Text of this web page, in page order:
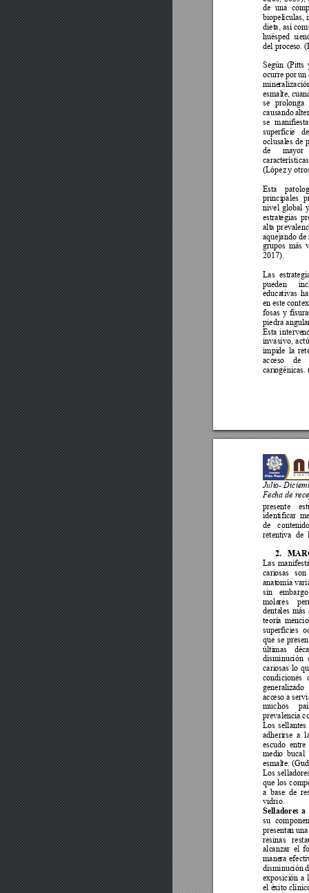
de una
biopelículas,
dieta, así co
huésped
del proceso.
Según (Pitts
ocurre por un
mine
esmalte,
se
prolonga
causando
se mani
superficie
oclusales de
de
mayor
caracte
(López y
Esta patolog
principales
nivel global
estrategias
alta pr
aquejando de
grupos más
2017).
Las
pueden
inc
educativas
en este
fosas y
piedra
Esta interve
invasivo, a
impide la
acceso
de
cariogénicas.
Julio-
Fecha de
presente
identificar
de
conten
retentiva de
2.
Las
cariosas son
anatomía
sin
e
molares
dentales más
teoría
superficies
que se presen
últimas
disminución
cariosas lo qu
condiciones
generalizado
acceso a s
muchos
prevalencia
Los sellantes
adherirse a
escudo entre
medio bucal
esmalte.
Los sell
que los
a base de
vidrio.
Selladores a
su
presentan una
resinas
alcanzar el
manera efecti
disminución
exposición a
el éxito